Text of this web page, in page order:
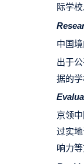
际学
中国
出于
据的学
京领
过实
响力